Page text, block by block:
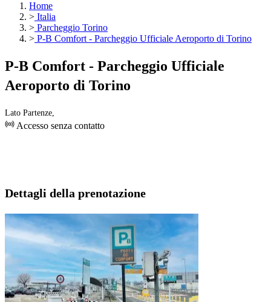
Home
> Italia
> Parcheggio Torino
> P-B Comfort - Parcheggio Ufficiale Aeroporto di Torino
P-B Comfort - Parcheggio Ufficiale
Aeroporto di Torino
Lato Partenze,
Accesso senza contatto
Dettagli della prenotazione